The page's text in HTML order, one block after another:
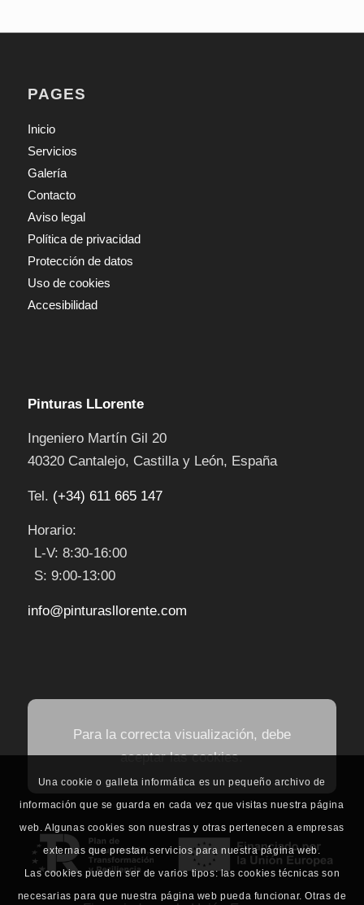
PAGES
Inicio
Servicios
Galería
Contacto
Aviso legal
Política de privacidad
Protección de datos
Uso de cookies
Accesibilidad
Pinturas LLorente
Ingeniero Martín Gil 20
40320 Cantalejo, Castilla y León, España
Tel. (+34) 611 665 147
Horario:
L-V: 8:30-16:00
S: 9:00-13:00
info@pinturasllorente.com
Para la correcta visualización, debe
aceptar las cookies.
Una cookie o galleta informática es un pequeño archivo de
información que se guarda en cada vez que visitas nuestra página
web. Algunas cookies son nuestras y otras pertenecen a empresas
externas que prestan servicios para nuestra página web.
Las cookies pueden ser de varios tipos: las cookies técnicas son
necesarias para que nuestra página web pueda funcionar. Otras de